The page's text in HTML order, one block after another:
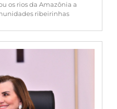
os rios da Amazônia a
ribeirinhas